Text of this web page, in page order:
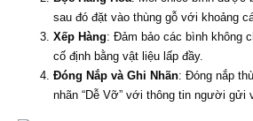
sau đó đặt vào thùng gỗ với khoảng
Xếp Hàng: Đảm bảo các bình không
cố định bằng vật liệu lấp đầy.
Đóng Nắp và Ghi Nhãn: Đóng nắp
nhãn “Dễ Vỡ” với thông tin người gửi